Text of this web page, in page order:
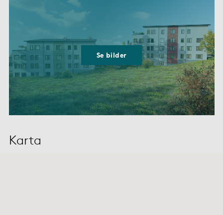
Se bilder
Karta